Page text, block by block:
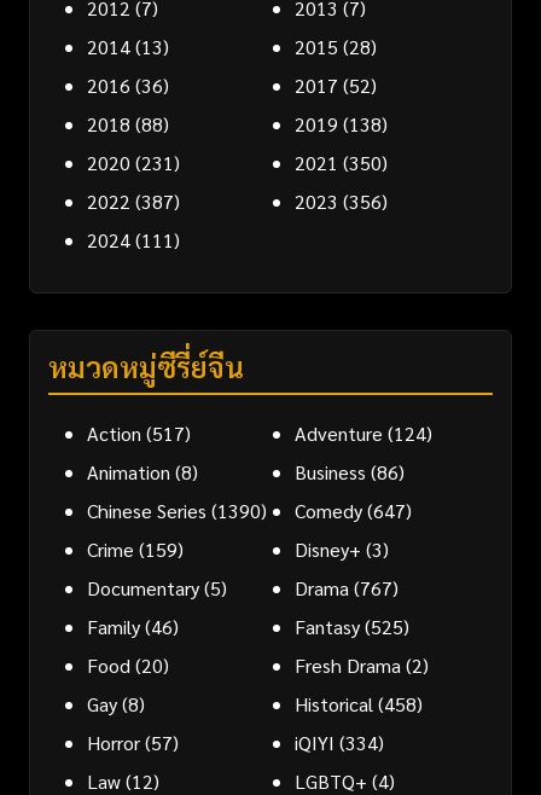
2012 (7) 2013 (7)
2014(13) 2015 (28)
2016 (36) 2017 (52)
2018 (88) 2019 (138)
2020 (231) 2021 (350)
2022 (387) 2023 (356)
2024(111)
หมวดหมู่ซีรี่ย์จีน
Action (517) Adventure (124)
Animation (8) Business (86)
Chinese Series (1390) Comedy(647)
Crime (159) Disney+ (3)
Documentary(5) Drama (767)
Family(46) Fantasy(525)
Food (20) Fresh Drama (2)
Gay(8) Historical (458)
Horror(57) iQIYI (334)
Law(12) LGBTQ+ (4)